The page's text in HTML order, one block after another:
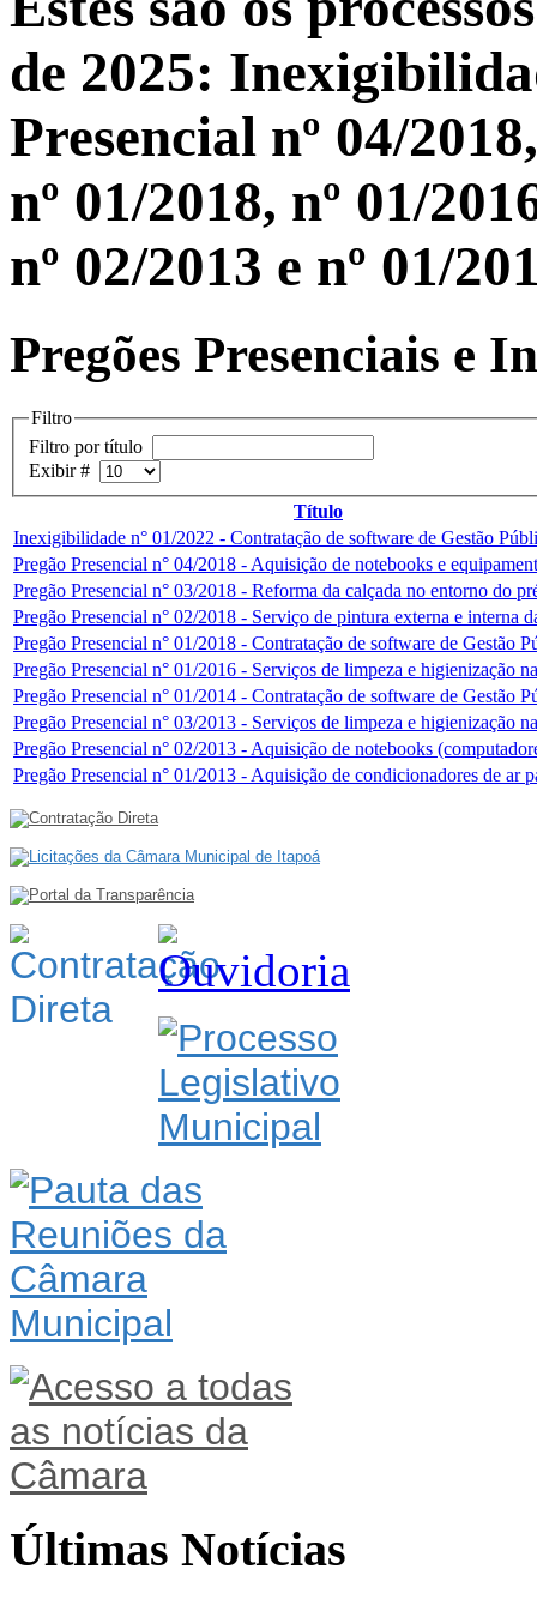
de 2025:
Presencial nº 04/
nº 01/2018, nº 01/
nº 02/2013 e nº 01/
Pregões Presenciais e
Filtro
Filtro por título
Exibir #
Título
Inexigibilidade n° 01/2022 - Contratação de software de Gestão
Pregão Presencial n° 04/2018 - Aquisição de notebooks e
Pregão Presencial n° 03/2018 - Reforma da calçada no entorno do
Pregão Presencial n° 02/2018 - Serviço de pintura externa e interna
Pregão Presencial n° 01/2018 - Contratação de software de Gestão
Pregão Presencial n° 01/2016 - Serviços de limpeza e higienização
Pregão Presencial n° 01/2014 - Contratação de software de Gestão
Pregão Presencial n° 03/2013 - Serviços de limpeza e higienização
Pregão Presencial n° 02/2013 - Aquisição de notebooks
Pregão Presencial n° 01/2013 - Aquisição de condicionadores de ar
Últimas Notícias